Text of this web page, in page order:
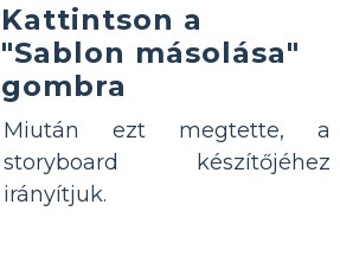
Kattintson a
"Sablon másolása"
gombra
Miután ezt megtette, a
storyboard készítőjéhez
irányítjuk.